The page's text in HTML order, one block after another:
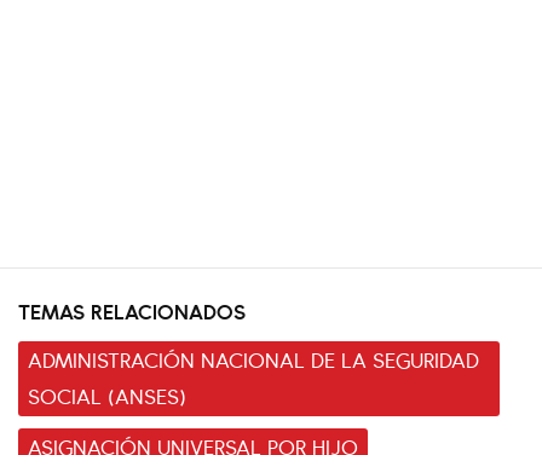
TEMAS RELACIONADOS
ADMINISTRACIÓN NACIONAL DE LA SEGURIDAD
SOCIAL (ANSES)
ASIGNACIÓN UNIVERSAL POR HIJO